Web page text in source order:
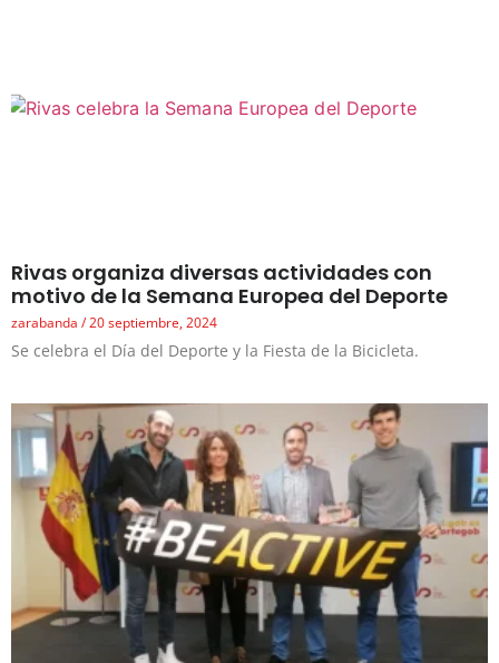
Rivas organiza diversas actividades con
motivo de la Semana Europea del Deporte
zarabanda 20 septiembre, 2024
Se celebra el Día del Deporte y la Fiesta de la Bicicleta.